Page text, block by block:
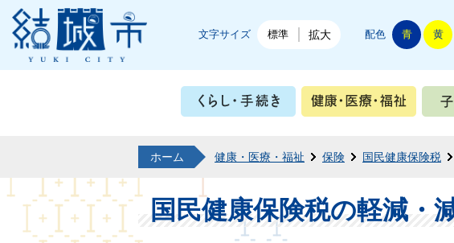
結城市公式ホームページ
文字サイズ 標準 拡大 配色 青 黄
くらし・手続き 健
ホーム 健康・医療・福祉 保険 国民健康保険税
国民健康保険税の軽減・